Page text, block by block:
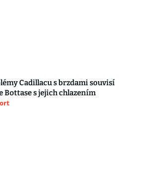
Cadillacu s brzdami souvisí
Bottase s jejich chlazením